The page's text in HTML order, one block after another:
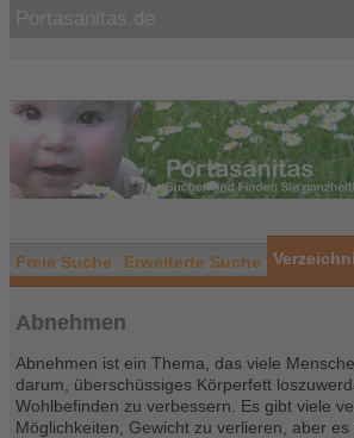
Freie Suche Erweiterte Suche
Abnehmen
Abnehmen ist ein Thema, das viele
darum, überschüssiges Körperfett
Wohlbefinden zu verbessern. Es gibt viele
Möglichkeiten, Gewicht zu verlieren, aber es